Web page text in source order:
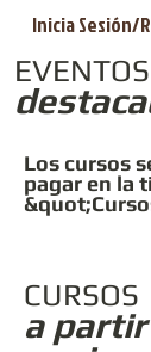
Inicia Sesión/
EVENTOS
Los cursos
pagar en la
CURSOS
a